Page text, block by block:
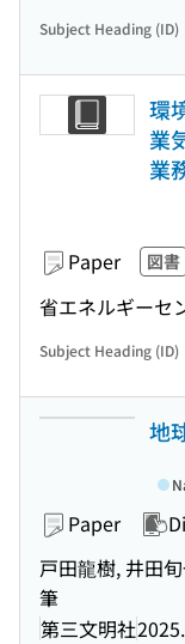
Subject Heading (ID)
環
業
業
Paper 図書
省エネルギーセ
Subject Heading (ID)
地
Paper
戸田龍樹, 井田
筆
第三文明社